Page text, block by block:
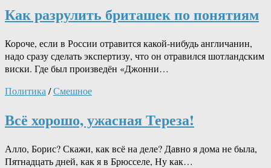
Как разрулить бриташек по понятиям
Короче, если в России отравится какой-нибудь англичанин,
надо сразу сделать экспертизу, что он отравился шотландским
виски. Где был произведён «Джонни…
Политика /Смешное
Всё хорошо, ужасная Тереза!
Алло, Борис? Скажи, как всё на деле? Давно я дома не была,
Пятнадцать дней, как я в Брюсселе, Ну как…